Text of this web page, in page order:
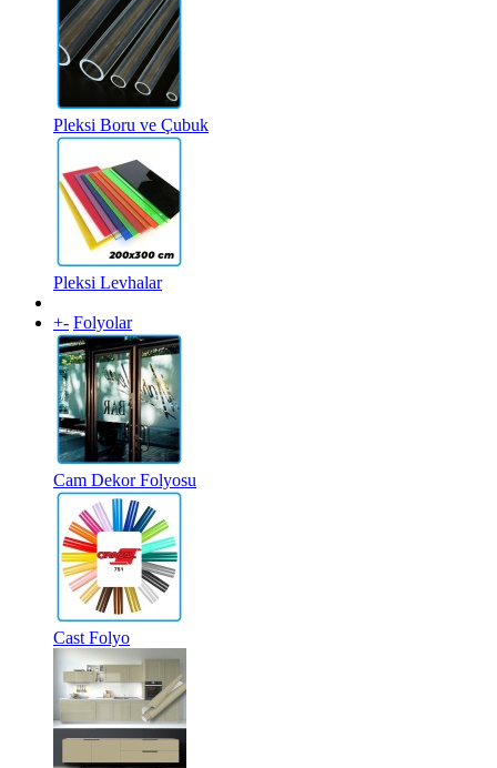
Pleksi Boru ve Çubuk
Pleksi Levhalar
+- Folyolar
Cam Dekor Folyosu
Cast Folyo